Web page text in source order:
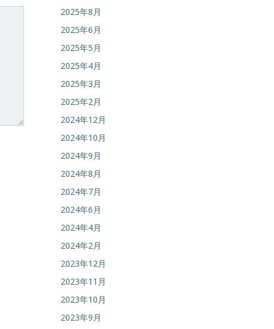
2025年8月
2025年6月
2025年5月
2025年4月
2025年3月
2025年2月
2024年12月
2024年10月
2024年9月
2024年8月
2024年7月
2024年6月
2024年4月
2024年2月
2023年12月
2023年11月
2023年10月
2023年9月